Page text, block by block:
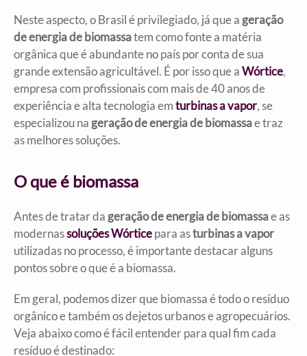
Neste aspecto, o Brasil é privilegiado, já que a geração
de energia de biomassatem como fonte a matéria
orgânica que é abundante no país por conta de sua
grande extensão agricultável. É por isso que aWórtice,
empresa com profissionais com mais de 40 anos de
experiência e alta tecnologia emturbinas a vapor, se
especializou na geração de energia de biomassae traz
as melhores soluções.
O que é biomassa
Antes de tratar da geração de energia de biomassae as
modernassoluções Wórticepara asturbinas a vapor
utilizadas no processo, é importante destacar alguns
pontos sobre o que é a biomassa.
Em geral, podemos dizer que biomassa é todo o resíduo
orgânico e também os dejetos urbanos e agropecuários.
Veja abaixo como é fácil entender para qual fim cada
resíduo é destinado: